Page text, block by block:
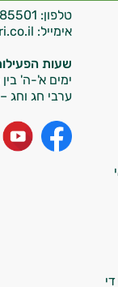
טלפון:
אימייל:
שעות
ימים א'-ה' בין
ערבי חג וחג
מאגרי מידע קליניים
הרפואה הטבעית
את תוספי
למטרות
לך אילו רכיבים
גם בחיי היום
המלצות
לעזור?